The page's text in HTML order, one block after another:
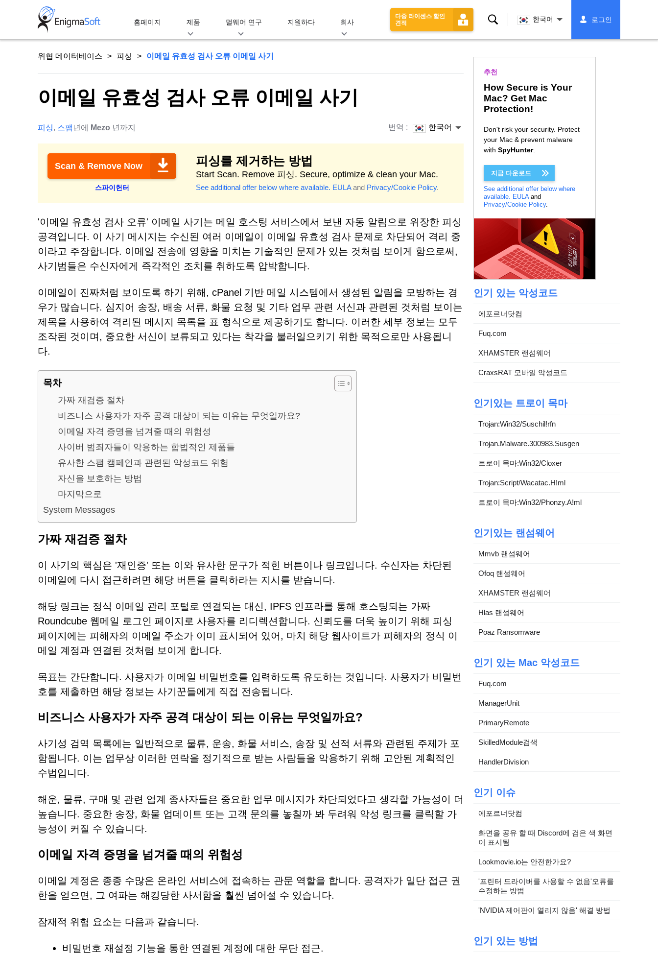
홈페이지 제품 멀웨어 연구 지원하다 회사
다중 라이센스 할인
견적
찾
한국어 로그인
위협 데이터베이스 피싱 이메일 유효성 검사 오류 이메일 사기
이메일 유효성 검사 오류 이메일 사기
피싱, 스팸 년에 Mezo 년까지 번역 : 한국어
Scan & Remove Now
스파이헌터
피싱를 제거하는 방법
Start Scan. Remove 피싱. Secure, optimize & clean your Mac.
See additional offer below where available. EULAand Privacy/Cookie Policy.
'이메일 유효성 검사 오류' 이메일 사기는 메일 호스팅 서비스에서 보낸 자동 알림으로 위장한 피싱
공격입니다. 이 사기 메시지는 수신된 여러 이메일이 이메일 유효성 검사 문제로 차단되어 격리 중
이라고 주장합니다. 이메일 전송에 영향을 미치는 기술적인 문제가 있는 것처럼 보이게 함으로써,
사기범들은 수신자에게 즉각적인 조치를 취하도록 압박합니다.
이메일이 진짜처럼 보이도록 하기 위해, cPanel 기반 메일 시스템에서 생성된 알림을 모방하는 경
우가 많습니다. 심지어 송장, 배송 서류, 화물 요청 및 기타 업무 관련 서신과 관련된 것처럼 보이는
제목을 사용하여 격리된 메시지 목록을 표 형식으로 제공하기도 합니다. 이러한 세부 정보는 모두
조작된 것이며, 중요한 서신이 보류되고 있다는 착각을 불러일으키기 위한 목적으로만 사용됩니
다.
목차
가짜 재검증 절차
비즈니스 사용자가 자주 공격 대상이 되는 이유는 무엇일까요?
이메일 자격 증명을 넘겨줄 때의 위험성
사이버 범죄자들이 악용하는 합법적인 제품들
유사한 스팸 캠페인과 관련된 악성코드 위험
자신을 보호하는 방법
마지막으로
System Messages
가짜 재검증 절차
이 사기의 핵심은 '재인증' 또는 이와 유사한 문구가 적힌 버튼이나 링크입니다. 수신자는 차단된
이메일에 다시 접근하려면 해당 버튼을 클릭하라는 지시를 받습니다.
해당 링크는 정식 이메일 관리 포털로 연결되는 대신, IPFS 인프라를 통해 호스팅되는 가짜
Roundcube 웹메일 로그인 페이지로 사용자를 리디렉션합니다. 신뢰도를 더욱 높이기 위해 피싱
페이지에는 피해자의 이메일 주소가 이미 표시되어 있어, 마치 해당 웹사이트가 피해자의 정식 이
메일 계정과 연결된 것처럼 보이게 합니다.
목표는 간단합니다. 사용자가 이메일 비밀번호를 입력하도록 유도하는 것입니다. 사용자가 비밀번
호를 제출하면 해당 정보는 사기꾼들에게 직접 전송됩니다.
비즈니스 사용자가 자주 공격 대상이 되는 이유는 무엇일까요?
사기성 검역 목록에는 일반적으로 물류, 운송, 화물 서비스, 송장 및 선적 서류와 관련된 주제가 포
함됩니다. 이는 업무상 이러한 연락을 정기적으로 받는 사람들을 악용하기 위해 고안된 계획적인
수법입니다.
해운, 물류, 구매 및 관련 업계 종사자들은 중요한 업무 메시지가 차단되었다고 생각할 가능성이 더
높습니다. 중요한 송장, 화물 업데이트 또는 고객 문의를 놓칠까 봐 두려워 악성 링크를 클릭할 가
능성이 커질 수 있습니다.
이메일 자격 증명을 넘겨줄 때의 위험성
이메일 계정은 종종 수많은 온라인 서비스에 접속하는 관문 역할을 합니다. 공격자가 일단 접근 권
한을 얻으면, 그 여파는 해킹당한 사서함을 훨씬 넘어설 수 있습니다.
잠재적 위험 요소는 다음과 같습니다.
비밀번호 재설정 기능을 통한 연결된 계정에 대한 무단 접근.
추천
How Secure is Your
Mac? Get Mac
Protection!
Don't risk your security. Protect
your Mac & prevent malware
with SpyHunter.
지금 다운로드
See additional offer below where
available. EULAand
Privacy/Cookie Policy.
인기 있는 악성코드
에포르너닷컴
Fuq.com
XHAMSTER 랜섬웨어
CraxsRAT 모바일 악성코드
인기있는 트로이 목마
Trojan:Win32/Suschil!rfn
Trojan.Malware.300983.Susgen
트로이 목마:Win32/Cloxer
Trojan:Script/Wacatac.H!ml
트로이 목마:Win32/Phonzy.A!ml
인기있는 랜섬웨어
Mmvb 랜섬웨어
Ofoq 랜섬웨어
XHAMSTER 랜섬웨어
Hlas 랜섬웨어
Poaz Ransomware
인기 있는 Mac 악성코드
Fuq.com
ManagerUnit
PrimaryRemote
SkilledModule검색
HandlerDivision
인기 이슈
에포르너닷컴
화면을 공유 할 때 Discord에 검은 색 화면
이 표시됨
Lookmovie.io는 안전한가요?
'프린터 드라이버를 사용할 수 없음'오류를
수정하는 방법
'NVIDIA 제어판이 열리지 않음' 해결 방법
인기 있는 방법